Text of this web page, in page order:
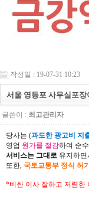
작성일 : 19-07-31 10:23
서울 영등포 사무실포
글쓴이 : 최고관리자
당사는 (과도한 광고비 지
영업 원가를 절감하여 순
서비스는 그대로 유지하
또한, 국토교통부 정식 허
*비싼 이사 잘하고 저렴한